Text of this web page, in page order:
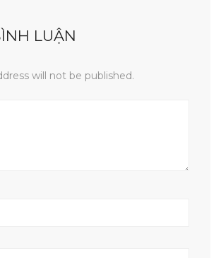
LUẬN
will not be published.